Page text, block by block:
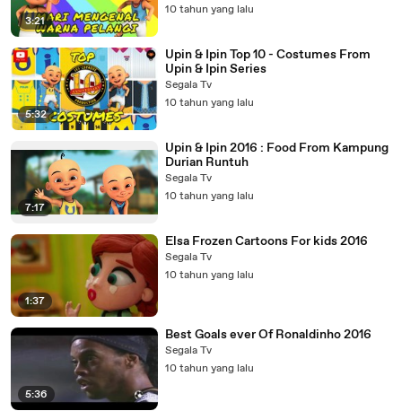
3:21
10 tahun yang lalu
5:32
Upin & Ipin Top 10 - Costumes From
Upin & Ipin Series
Segala Tv
10 tahun yang lalu
7:17
Upin & Ipin 2016 : Food From Kampung
Durian Runtuh
Segala Tv
10 tahun yang lalu
1:37
Elsa Frozen Cartoons For kids 2016
Segala Tv
10 tahun yang lalu
5:36
Best Goals ever Of Ronaldinho 2016
Segala Tv
10 tahun yang lalu